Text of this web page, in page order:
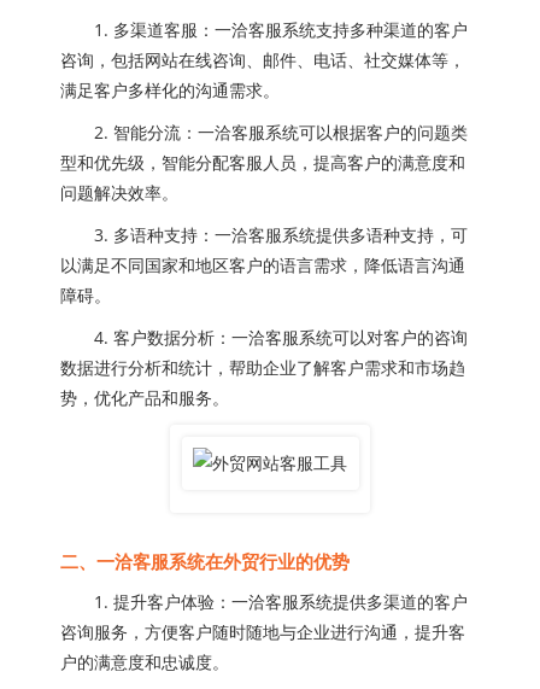
1. 多渠道客服：一洽客服系统支持多种渠道的客户
咨询，包括网站在线咨询、邮件、电话、社交媒体等，
满足客户多样化的沟通需求。
2. 智能分流：一洽客服系统可以根据客户的问题类
型和优先级，智能分配客服人员，提高客户的满意度和
问题解决效率。
3. 多语种支持：一洽客服系统提供多语种支持，可
以满足不同国家和地区客户的语言需求，降低语言沟通
障碍。
4. 客户数据分析：一洽客服系统可以对客户的咨询
数据进行分析和统计，帮助企业了解客户需求和市场趋
势，优化产品和服务。
二、一洽客服系统在外贸行业的优势
1. 提升客户体验：一洽客服系统提供多渠道的客户
咨询服务，方便客户随时随地与企业进行沟通，提升客
户的满意度和忠诚度。